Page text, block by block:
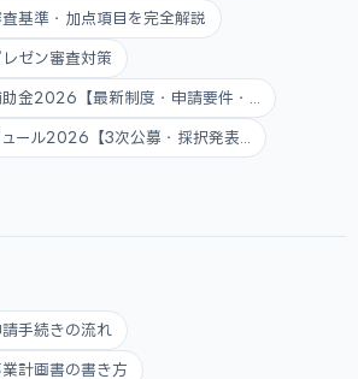
基準・加点項目を完全解説
ゼン審査対策
金2026【最新制度・申請要件・...
ール2026【3次公募・採択発表...
手続きの流れ
計画書の書き方